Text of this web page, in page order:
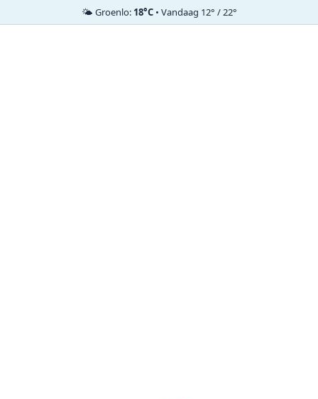
🌤️ Groenlo: 18°C• Vandaag 12° / 22°